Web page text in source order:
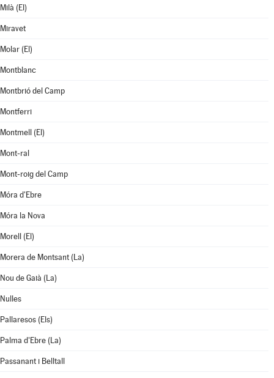
Milà (El)
Miravet
Molar (El)
Montblanc
Montbrió del Camp
Montferri
Montmell (El)
Mont-ral
Mont-roig del Camp
Móra d'Ebre
Móra la Nova
Morell (El)
Morera de Montsant (La)
Nou de Gaià (La)
Nulles
Pallaresos (Els)
Palma d'Ebre (La)
Passanant i Belltall